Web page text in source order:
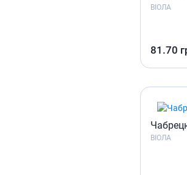
Ліки від
ВІОЛА
81.70
ВІОЛА